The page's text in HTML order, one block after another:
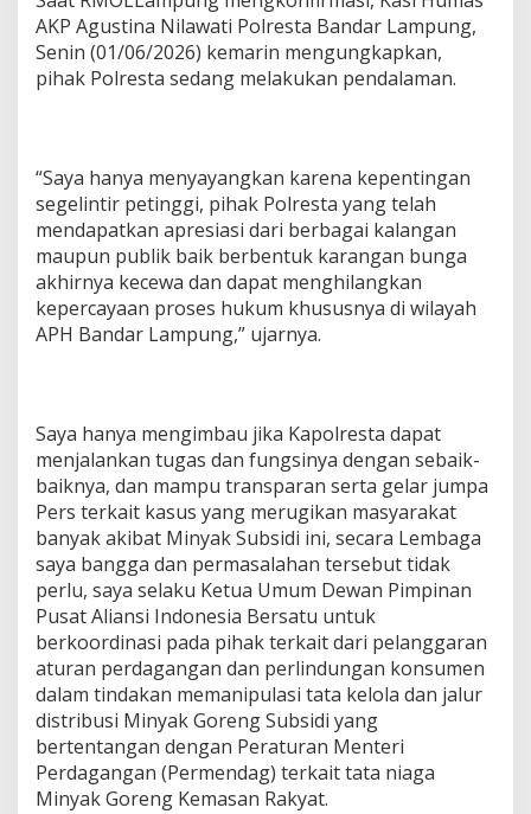
AKP Agustina Nilawati Polresta Bandar Lampung,
Senin (01/06/2026) kemarin mengungkapkan,
pihak Polresta sedang melakukan pendalaman.
“Saya hanya menyayangkan karena kepentingan
segelintir petinggi, pihak Polresta yang telah
mendapatkan apresiasi dari berbagai kalangan
maupun publik baik berbentuk karangan bunga
akhirnya kecewa dan dapat menghilangkan
kepercayaan proses hukum khususnya di wilayah
APH Bandar Lampung,” ujarnya.
Saya hanya mengimbau jika Kapolresta dapat
menjalankan tugas dan fungsinya dengan sebaik-
baiknya, dan mampu transparan serta gelar jumpa
Pers terkait kasus yang merugikan masyarakat
banyak akibat Minyak Subsidi ini, secara Lembaga
saya bangga dan permasalahan tersebut tidak
perlu, saya selaku Ketua Umum Dewan Pimpinan
Pusat Aliansi Indonesia Bersatu untuk
berkoordinasi pada pihak terkait dari pelanggaran
aturan perdagangan dan perlindungan konsumen
dalam tindakan memanipulasi tata kelola dan jalur
distribusi Minyak Goreng Subsidi yang
bertentangan dengan Peraturan Menteri
Perdagangan (Permendag) terkait tata niaga
Minyak Goreng Kemasan Rakyat.